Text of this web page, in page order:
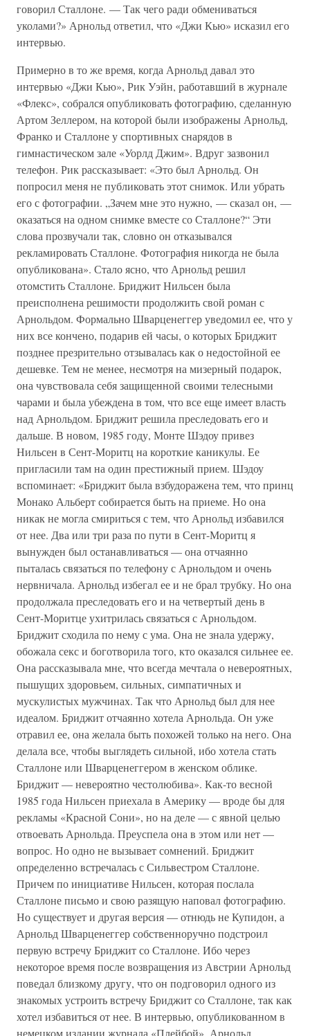
говорил Сталлоне. — Так чего ради обмениваться
уколами?» Арнольд ответил, что «Джи Кью» исказил его
интервью.
Примерно в то же время, когда Арнольд давал это
интервью «Джи Кью», Рик Уэйн, работавший в журнале
«Флекс», собрался опубликовать фотографию, сделанную
Артом Зеллером, на которой были изображены Арнольд,
Франко и Сталлоне у спортивных снарядов в
гимнастическом зале «Уорлд Джим». Вдруг зазвонил
телефон. Рик рассказывает: «Это был Арнольд. Он
попросил меня не публиковать этот снимок. Или убрать
его с фотографии. „Зачем мне это нужно, — сказал он, —
оказаться на одном снимке вместе со Сталлоне?“ Эти
слова прозвучали так, словно он отказывался
рекламировать Сталлоне. Фотография никогда не была
опубликована». Стало ясно, что Арнольд решил
отомстить Сталлоне. Бриджит Нильсен была
преисполнена решимости продолжить свой роман с
Арнольдом. Формально Шварценеггер уведомил ее, что у
них все кончено, подарив ей часы, о которых Бриджит
позднее презрительно отзывалась как о недостойной ее
дешевке. Тем не менее, несмотря на мизерный подарок,
она чувствовала себя защищенной своими телесными
чарами и была убеждена в том, что все еще имеет власть
над Арнольдом. Бриджит решила преследовать его и
дальше. В новом, 1985 году, Монте Шэдоу привез
Нильсен в Сент-Моритц на короткие каникулы. Ее
пригласили там на один престижный прием. Шэдоу
вспоминает: «Бриджит была взбудоражена тем, что принц
Монако Альберт собирается быть на приеме. Но она
никак не могла смириться с тем, что Арнольд избавился
от нее. Два или три раза по пути в Сент-Моритц я
вынужден был останавливаться — она отчаянно
пыталась связаться по телефону с Арнольдом и очень
нервничала. Арнольд избегал ее и не брал трубку. Но она
продолжала преследовать его и на четвертый день в
Сент-Моритце ухитрилась связаться с Арнольдом.
Бриджит сходила по нему с ума. Она не знала удержу,
обожала секс и боготворила того, кто оказался сильнее ее.
Она рассказывала мне, что всегда мечтала о невероятных,
пышущих здоровьем, сильных, симпатичных и
мускулистых мужчинах. Так что Арнольд был для нее
идеалом. Бриджит отчаянно хотела Арнольда. Он уже
отравил ее, она желала быть похожей только на него. Она
делала все, чтобы выглядеть сильной, ибо хотела стать
Сталлоне или Шварценеггером в женском облике.
Бриджит — невероятно честолюбива». Как-то весной
1985 года Нильсен приехала в Америку — вроде бы для
рекламы «Красной Сони», но на деле — с явной целью
отвоевать Арнольда. Преуспела она в этом или нет —
вопрос. Но одно не вызывает сомнений. Бриджит
определенно встречалась с Сильвестром Сталлоне.
Причем по инициативе Нильсен, которая послала
Сталлоне письмо и свою разящую наповал фотографию.
Но существует и другая версия — отнюдь не Купидон, а
Арнольд Шварценеггер собственноручно подстроил
первую встречу Бриджит со Сталлоне. Ибо через
некоторое время после возвращения из Австрии Арнольд
поведал близкому другу, что он подговорил одного из
знакомых устроить встречу Бриджит со Сталлоне, так как
хотел избавиться от нее. В интервью, опубликованном в
немецком издании журнала «Плейбой», Арнольд